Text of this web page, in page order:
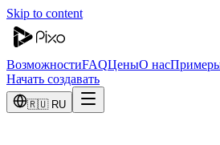
Skip to content
ВозможностиFAQЦеныО нас
Начать создавать
🇷🇺 RU